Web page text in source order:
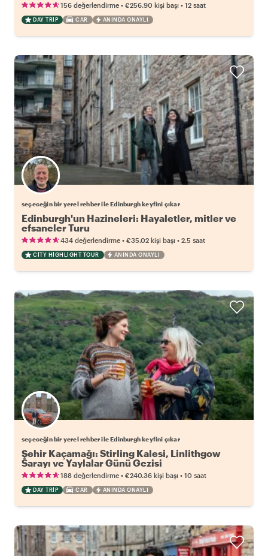
156 değerlendirme • €256.90 kişi başı • 12 saat
DAY TRIP CAR ANINDA ONAYLI
Favori yerel rehberini seç
seçeceğin bir yerel rehber ile Edinburgh keyfini çıkar
Edinburgh'un Hazineleri: Hayaletler, mitler ve
efsaneler Turu
434 değerlendirme • €35.02 kişi başı • 2.5 saat
CITY HIGHLIGHT TOUR ANINDA ONAYLI
Favori yerel rehberini seç
seçeceğin bir yerel rehber ile Edinburgh keyfini çıkar
Şehir Kaçamağı: Stirling Kalesi, Linlithgow
Sarayı ve Yaylalar Günü Gezisi
188 değerlendirme • €240.36 kişi başı • 10 saat
DAY TRIP CAR ANINDA ONAYLI